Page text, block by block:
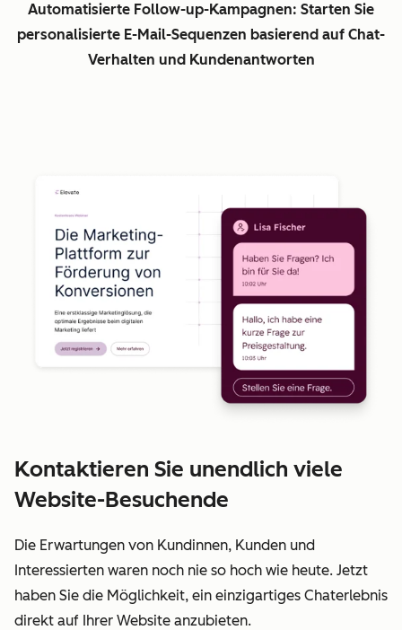
Automatisierte Follow-up-Kampagnen: Starten Sie
personalisierte E-Mail-Sequenzen basierend auf Chat-
Verhalten und Kundenantworten
Kontaktieren Sie unendlich viele
Website-Besuchende
Die Erwartungen von Kundinnen, Kunden und
Interessierten waren noch nie so hoch wie heute. Jetzt
haben Sie die Möglichkeit, ein einzigartiges Chaterlebnis
direkt auf Ihrer Website anzubieten.